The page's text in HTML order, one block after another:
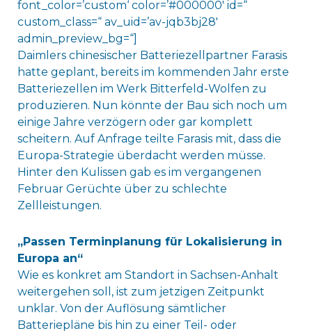
font_color=’custom‘ color=’#000000′ id=“
custom_class=“ av_uid=’av-jqb3bj28′
admin_preview_bg=“]
Daimlers chinesischer Batteriezellpartner Farasis
hatte geplant, bereits im kommenden Jahr erste
Batteriezellen im Werk Bitterfeld-Wolfen zu
produzieren. Nun könnte der Bau sich noch um
einige Jahre verzögern oder gar komplett
scheitern. Auf Anfrage teilte Farasis mit, dass die
Europa-Strategie überdacht werden müsse.
Hinter den Kulissen gab es im vergangenen
Februar Gerüchte über zu schlechte
Zellleistungen.
„Passen Terminplanung für Lokalisierung in
Europa an“
Wie es konkret am Standort in Sachsen-Anhalt
weitergehen soll, ist zum jetzigen Zeitpunkt
unklar. Von der Auflösung sämtlicher
Batteriepläne bis hin zu einer Teil- oder